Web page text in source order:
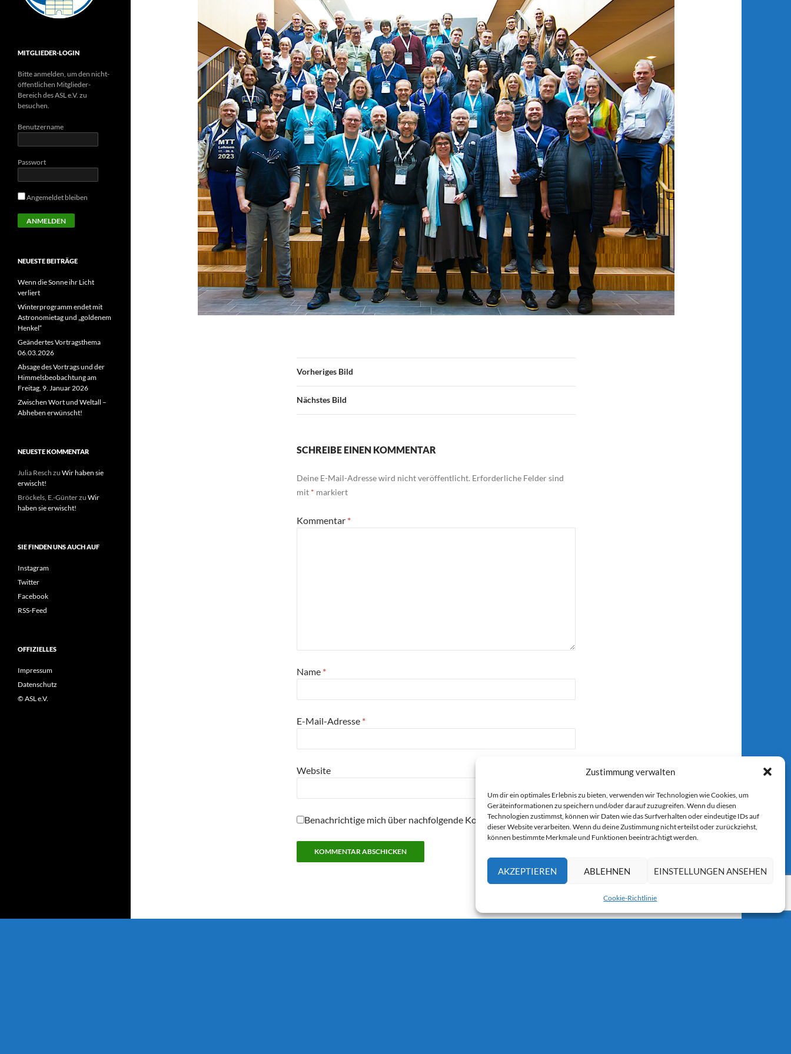
Zustimmung verwalten
Um dir ein optimales Erlebnis zu bieten, verwenden wir Technologien wie Cookies, um
Geräteinformationen zu speichern und/oder darauf zuzugreifen. Wenn du diesen
Technologien zustimmst, können wir Daten wie das Surfverhalten oder eindeutige IDs auf
dieser Website verarbeiten. Wenn du deine Zustimmung nicht erteilst oder zurückziehst,
können bestimmte Merkmale und Funktionen beeinträchtigt werden.
AKZEPTIEREN ABLEHNEN EINSTELLUNGEN ANSEHEN
Cookie-Richtlinie
Vorheriges Bild
Nächstes Bild
SCHREIBE EINEN KOMMENTAR
Deine E-Mail-Adresse wird nicht veröffentlicht. Erforderliche Felder sind
mit * markiert
Kommentar *
Name *
E-Mail-Adresse *
Website
Benachrichtige mich über nachfolgende Kommentare per E-Mail.
MITGLIEDER-LOGIN
Bitte anmelden, um den nicht-
öffentlichen Mitglieder-
Bereich des ASL e.V. zu
besuchen.
Benutzername
Passwort
Angemeldet bleiben
NEUESTE BEITRÄGE
Wenn die Sonne ihr Licht
verliert
Winterprogramm endet mit
Astronomietag und „goldenem
Henkel“
Geändertes Vortragsthema
06.03.2026
Absage des Vortrags und der
Himmelsbeobachtung am
Freitag, 9. Januar 2026
Zwischen Wort und Weltall –
Abheben erwünscht!
NEUESTE KOMMENTAR
Julia Resch zu Wir haben sie
erwischt!
Bröckels, E.-Günterzu Wir
haben sie erwischt!
SIE FINDEN UNS AUCH AUF
Instagram
Twitter
Facebook
RSS-Feed
OFFIZIELLES
Impressum
Datenschutz
© ASL e.V.